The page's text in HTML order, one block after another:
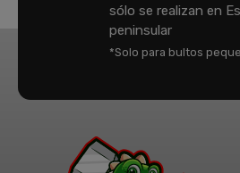
sólo se realizan en
peninsular
*Solo para bultos